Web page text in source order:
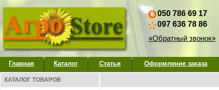
050 786 69 17
097 636 78 86
«Обратный звонок»
Главная Каталог Статьи Оформление заказа
КАТАЛОГ ТОВАРОВ